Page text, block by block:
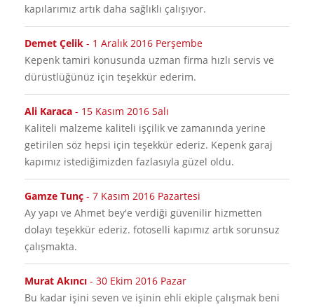
kapılarımız artık daha sağlıklı çalışıyor.
Demet Çelik - 1 Aralık 2016 Perşembe
Kepenk tamiri konusunda uzman firma hızlı servis ve
dürüstlüğünüz için teşekkür ederim.
Ali Karaca - 15 Kasım 2016 Salı
Kaliteli malzeme kaliteli işçilik ve zamanında yerine
getirilen söz hepsi için teşekkür ederiz. Kepenk garaj
kapımız istediğimizden fazlasıyla güzel oldu.
Gamze Tunç - 7 Kasım 2016 Pazartesi
Ay yapı ve Ahmet bey'e verdiği güvenilir hizmetten
dolayı teşekkür ederiz. fotoselli kapımız artık sorunsuz
çalışmakta.
Murat Akıncı - 30 Ekim 2016 Pazar
Bu kadar işini seven ve işinin ehli ekiple çalışmak beni